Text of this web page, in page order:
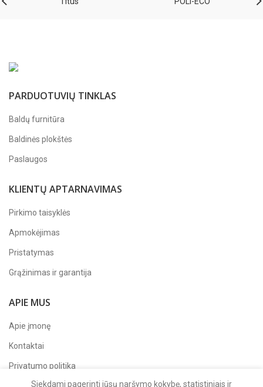
PARDUOTUVIŲ TINKLAS
Baldų furnitūra
Baldinės plokštės
Paslaugos
KLIENTŲ APTARNAVIMAS
Pirkimo taisyklės
Apmokėjimas
Pristatymas
Grąžinimas ir garantija
APIE MUS
Apie įmonę
Kontaktai
Privatumo politika
Siekdami pagerinti jūsų naršymo kokybę, statistiniais ir